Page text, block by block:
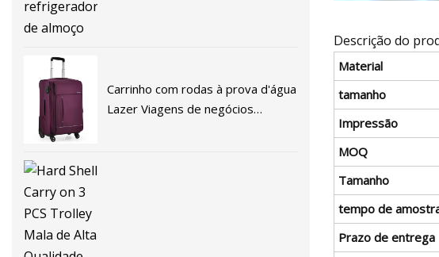
Carrinho com rodas à prova d'água
Lazer Viagens de negócios
Descrição do
Material
tamanho
Impressão
MOQ
Tamanho
tempo de
Prazo de entrega